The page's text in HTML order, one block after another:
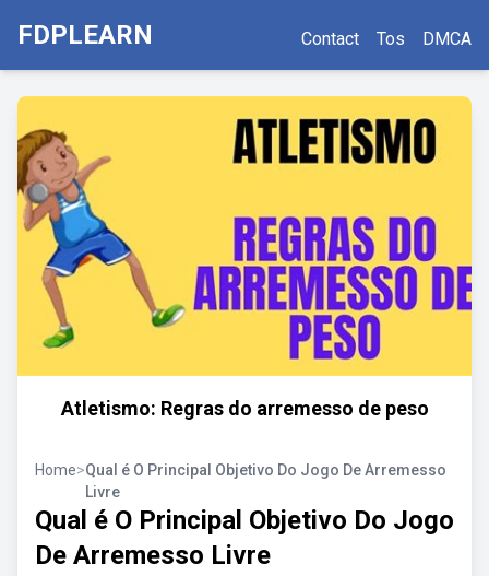
FDPLEARN Contact Tos DMCA
Atletismo: Regras do arremesso de peso
Home>Qual é O Principal Objetivo Do Jogo De Arremesso
Livre
Qual é O Principal Objetivo Do Jogo
De Arremesso Livre